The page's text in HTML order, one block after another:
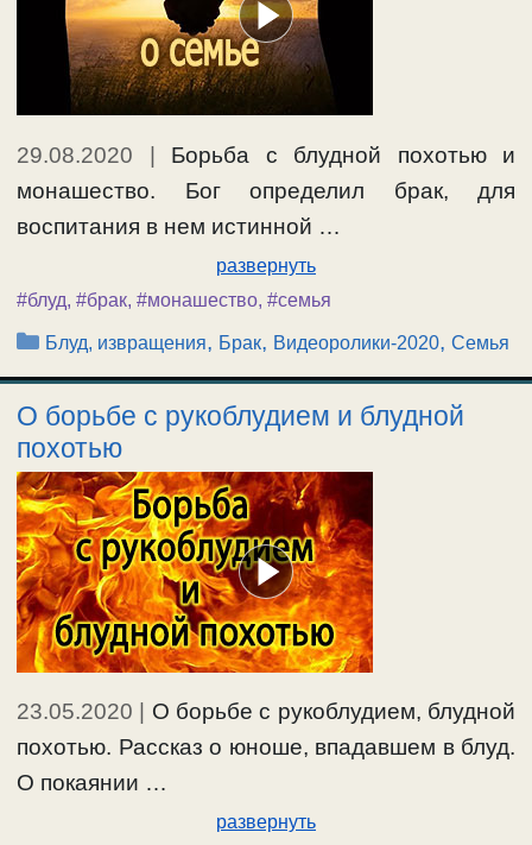
29.08.2020 | Борьба с блудной похотью и
монашество. Бог определил брак, для
воспитания в нем истинной …
развернуть
#блуд, #брак, #монашество, #семья
Рубрики
Блуд, извращения, Брак, Видеоролики-2020,Семья
О борьбе с рукоблудием и блудной
похотью
23.05.2020
О борьбе с рукоблудием, блудной
похотью. Рассказ о юноше, впадавшем в блуд.
О покаянии …
развернуть